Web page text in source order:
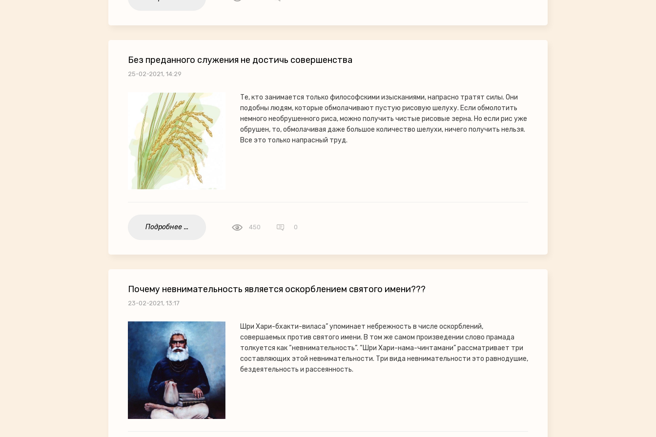
Без преданного служения не достичь совершенства
25-02-2021, 14:29
Те, кто занимается только философскими изысканиями, напрасно тратят силы. Они
подобны людям, которые обмолачивают пустую рисовую шелуху. Если обмолотить
немного необрушенного риса, можно получить чистые рисовые зерна. Но если рис уже
обрушен, то, обмолачивая даже большое количество шелухи, ничего получить нельзя.
Все это только напрасный труд.
Подробнее ... 450 0
Почему невнимательность является оскорблением святого имени???
23-02-2021, 13:17
Шри Хари-бхакти-виласа” упоминает небрежность в числе оскорблений,
совершаемых против святого имени. В том же самом произведении слово прамада
толкуется как “невнимательность”. “Шри Хари-нама-чинтамани” рассматривает три
составляющих этой невнимательности. Три вида невнимательности это равнодушие,
бездеятельность и рассеянность.